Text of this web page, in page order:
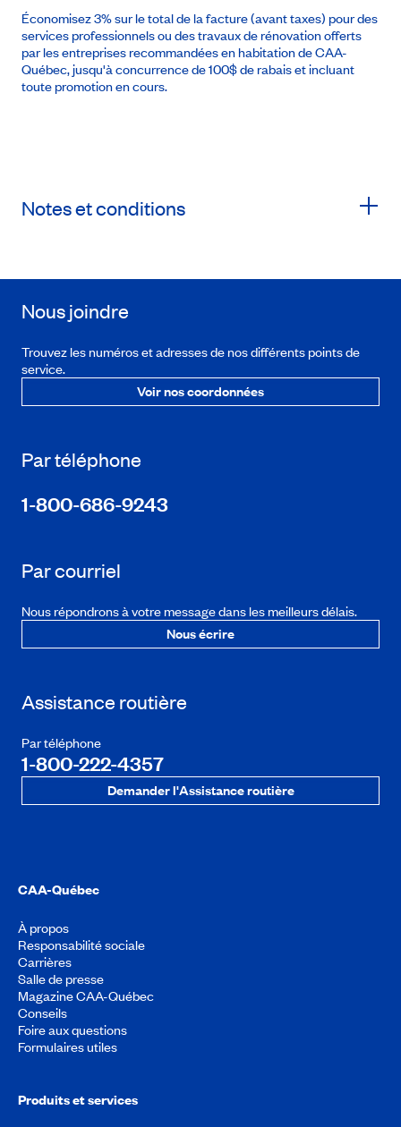
Économisez 3% sur le total de la facture (avant taxes) pour des
services professionnels ou des travaux de rénovation offerts
par les entreprises recommandées en habitation de CAA-
Québec, jusqu'à concurrence de 100$ de rabais et incluant
toute promotion en cours.
Notes et conditions
Nous joindre
Trouvez les numéros et adresses de nos différents points de
service.
Voir nos coordonnées
Par téléphone
1-800-686-9243
Par courriel
Nous répondrons à votre message dans les meilleurs délais.
Nous écrire
Assistance routière
Par téléphone
1-800-222-4357
Demander l'Assistance routière
CAA-Québec
À propos
Responsabilité sociale
Carrières
Salle de presse
Magazine CAA-Québec
Conseils
Foire aux questions
Formulaires utiles
Produits et services